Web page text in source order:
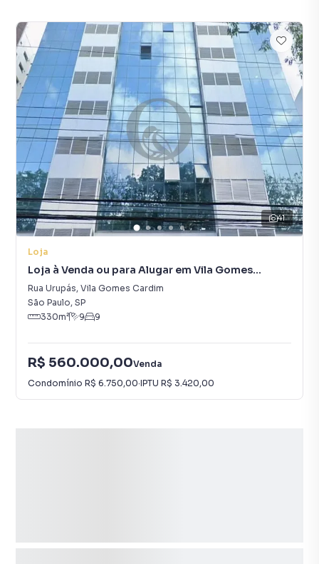
41
Loja
Loja à Venda ou para Alugar em Vila Gomes
Cardim
Rua Urupás, Vila Gomes Cardim
São Paulo, SP
330m² 9 9
R$ 560.000,00Venda
Condomínio R$ 6.750,00·IPTU R$ 3.420,00